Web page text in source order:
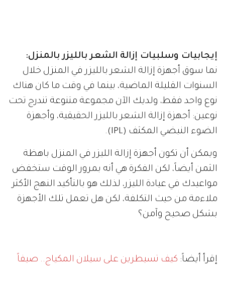
إيجابيات وسلبيات إزالة الشعر بالليزر بالمنزل:
نما سوق أجهزة إزالة الشعر بالليزر في المنزل خلال
السنوات القليلة الماضية، بينما في وقت ما كان هناك
نوع واحد فقط، ولديك الآن مجموعة متنوعة تندرج تحت
نوعين: أجهزة إزالة الشعر بالليزر الحقيقية، وأجهزة
الضوء النبضي المكثف (IPL).
ويمكن أن تكون أجهزة إزالة الليزر في المنزل باهظة
الثمن أيضاً، لكن الفكرة هي أنه بمرور الوقت ستخفض
مواعيدك في عيادة الليزر، لذلك هو بالتأكيد النهج الأكثر
ملاءمة من حيث التكلفة، لكن هل تعمل تلك الأجهزة
بشكل صحيح وآمن؟
إقرأ أيضاً: كيف تسيطرين على سيلان المكياج.. صيفاً